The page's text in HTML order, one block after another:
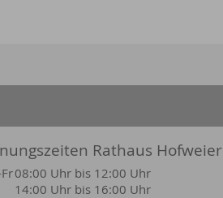
Rathaus Hofweier
08:00 Uhr bis 12:00 Uhr
14:00 Uhr bis 16:00 Uhr